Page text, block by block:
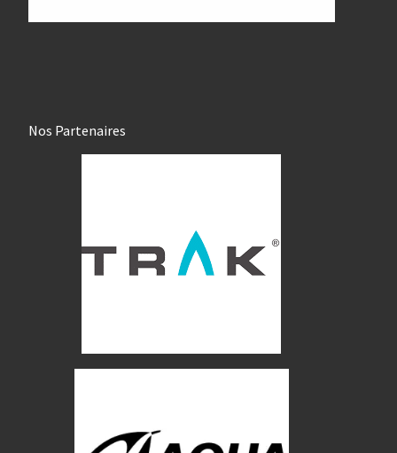
Nos Partenaires